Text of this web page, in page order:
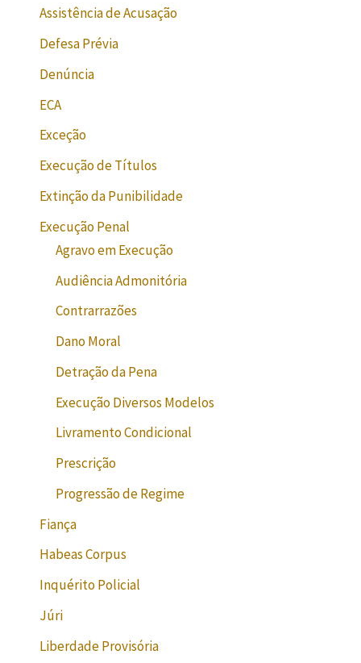
Assistência de Acusação
Defesa Prévia
Denúncia
ECA
Exceção
Execução de Títulos
Extinção da Punibilidade
Execução Penal
Agravo em Execução
Audiência Admonitória
Contrarrazões
Dano Moral
Detração da Pena
Execução Diversos Modelos
Livramento Condicional
Prescrição
Progressão de Regime
Fiança
Habeas Corpus
Inquérito Policial
Júri
Liberdade Provisória